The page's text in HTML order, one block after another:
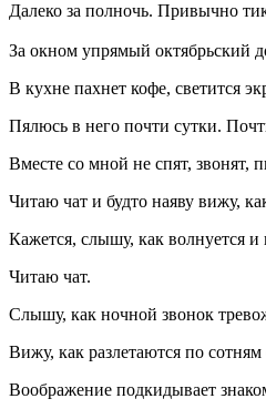
Далеко за полночь. Привычно
За окном упрямый октябрьский
В кухне пахнет кофе, светится
Пялюсь в него почти сутки.
Вместе со мной не спят, звонят,
Читаю чат и будто наяву вижу,
Кажется, слышу, как волнуется и
Читаю чат.
Слышу, как ночной звонок
Вижу, как разлетаются по
Воображение подкидывает